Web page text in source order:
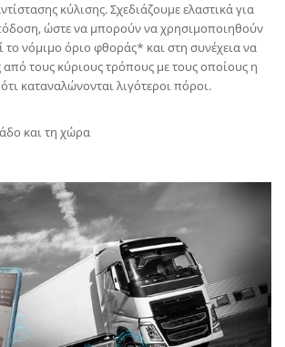
κύλισης. Σχεδιάζουμε ελαστικά για
ώστε να μπορούν να χρησιμοποιηθούν
το νόμιμο όριο φθοράς* και στη συνέχεια να
τους κύριους τρόπους με τους οποίους η
καταναλώνονται λιγότεροι πόροι.
και τη χώρα